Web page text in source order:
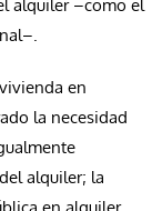
alquiler –como el
en
la necesidad
alquiler; la